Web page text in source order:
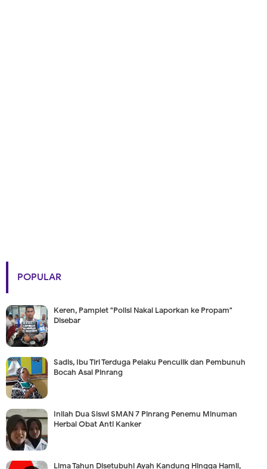
POPULAR
Keren, Pamplet "Polisi Nakal Laporkan ke Propam"
Disebar
Sadis, Ibu Tiri Terduga Pelaku Penculik dan Pembunuh
Bocah Asal Pinrang
Inilah Dua Siswi SMAN 7 Pinrang Penemu Minuman
Herbal Obat Anti Kanker
Lima Tahun Disetubuhi Ayah Kandung Hingga Hamil,